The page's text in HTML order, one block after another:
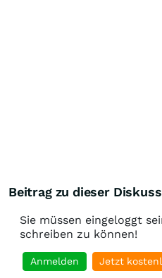
Beitrag zu dieser
Sie müssen eingeloggt
schreiben zu können!
Anmelden Jetzt